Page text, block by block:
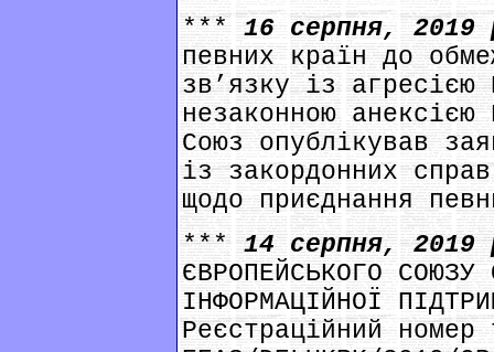
***16 серпня,
певних країн до
зв’язку із агресією
незаконною
Союз опублікував
із закордонних
щодо приєднання
***14 серпня,
ЄВРОПЕЙСЬКОГО
ІНФОРМАЦІЙНОЇ
Реєстраційний номер